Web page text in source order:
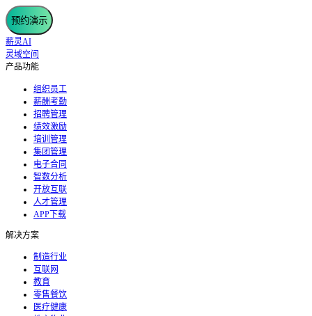
预约演示
薪灵AI
灵域空间
产品功能
组织员工
薪酬考勤
招聘管理
绩效激励
培训管理
集团管理
电子合同
智数分析
开放互联
人才管理
APP下载
解决方案
制造行业
互联网
教育
零售餐饮
医疗健康